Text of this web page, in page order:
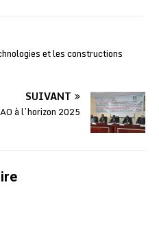
et les constructions
SUIVANT
à l’horizon 2025